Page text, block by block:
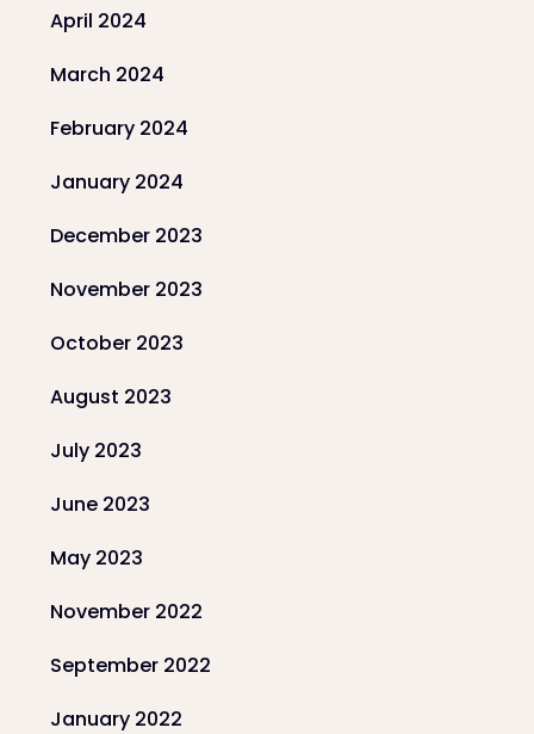
April 2024
March 2024
February 2024
January 2024
December 2023
November 2023
October 2023
August 2023
July 2023
June 2023
May 2023
November 2022
September 2022
January 2022